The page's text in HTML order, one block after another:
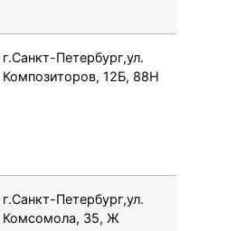
г.Санкт-Петербург,ул.
Композиторов, 12Б, 88Н
г.Санкт-Петербург,ул.
Комсомола, 35, Ж